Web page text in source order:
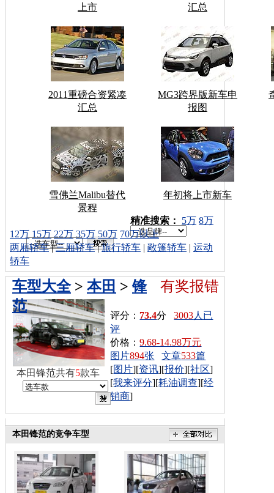
上市
汇总
2011重磅合资紧凑
汇总
MG3跨界版新车申
报图
雪佛兰Malibu替代
景程
年初将上市新车
车型搜索：
精准搜索： 5万 8万
12万 15万 22万 35万 50万 70万以上
两厢轿车|三厢轿车|旅行轿车 | 敞篷轿车 | 运动
轿车
有奖报错
车型大全> 本田 >锋
范
评分： 73.4分3003人已
评
价格：9.68-14.98万元
图片894张 文章533篇
[图片][资讯][报价][社区]
[我来评分][耗油调查][经
销商]
本田锋范共有5款车
本田锋范的竞争车型